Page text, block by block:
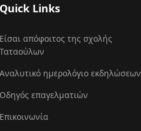
Quick Links
Είσαι απόφοιτος της σχολής
Ταταούλων
Αναλυτικό ημερολόγιο εκδηλώσεων
Οδηγός επαγελματιών
Επικοινωνία